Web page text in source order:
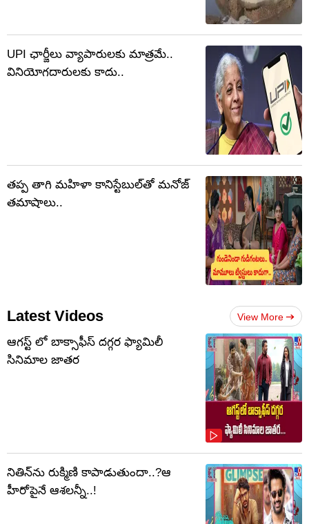
UPI ఛార్జీలు వ్యాపారులకు మాత్రమే..
వినియోగదారులకు కాదు..
తప్ప తాగి మహిళా కానిస్టేబుల్‌తో మనోజ్
తమాషాలు..
Latest Videos View More
ఆగస్ట్ లో బాక్సాఫీస్ దగ్గర ఫ్యామిలీ
సినిమాల జాతర
నితిన్‌ను రుక్మిణి కాపాడుతుందా..?ఆ
హీరోపైనే ఆశలన్నీ..!